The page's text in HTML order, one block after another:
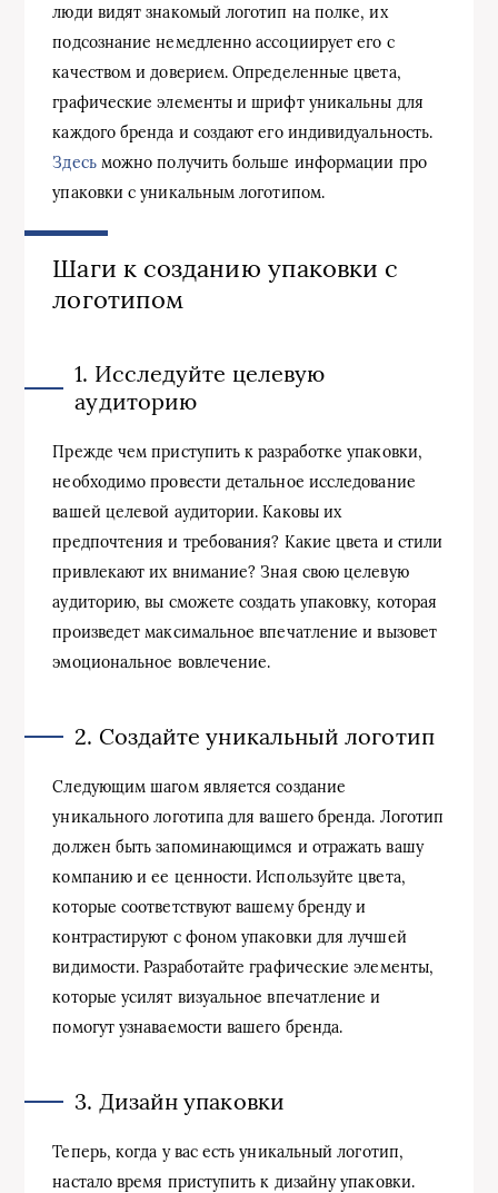
люди видят знакомый логотип на полке, их
подсознание немедленно ассоциирует его с
качеством и доверием. Определенные цвета,
графические элементы и шрифт уникальны для
каждого бренда и создают его индивидуальность.
Здесьможно получить больше информации про
упаковки с уникальным логотипом.
Шаги к созданию упаковки с
логотипом
1. Исследуйте целевую
аудиторию
Прежде чем приступить к разработке упаковки,
необходимо провести детальное исследование
вашей целевой аудитории. Каковы их
предпочтения и требования? Какие цвета и стили
привлекают их внимание? Зная свою целевую
аудиторию, вы сможете создать упаковку, которая
произведет максимальное впечатление и вызовет
эмоциональное вовлечение.
2. Создайте уникальный логотип
Следующим шагом является создание
уникального логотипа для вашего бренда. Логотип
должен быть запоминающимся и отражать вашу
компанию и ее ценности. Используйте цвета,
которые соответствуют вашему бренду и
контрастируют с фоном упаковки для лучшей
видимости. Разработайте графические элементы,
которые усилят визуальное впечатление и
помогут узнаваемости вашего бренда.
3. Дизайн упаковки
Теперь, когда у вас есть уникальный логотип,
настало время приступить к дизайну упаковки.